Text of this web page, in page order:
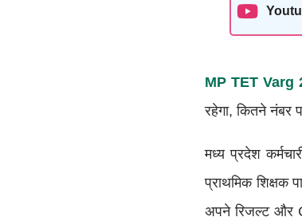
MP TET Varg
रहेगा, कितने नंबर
मध्य प्रदेश
प्राथमिक शिक्षक
अपने रिजल्ट और